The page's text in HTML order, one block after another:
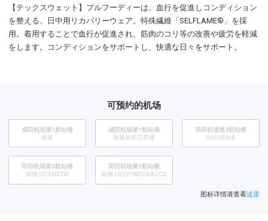
【テックスウェット】プルフーディーは、血行を促進しコンディション
を整える、日中用リカバリーウェア。特殊繊維「SELFLAME®」を採
用。着用することで血行が促進され、筋肉のコリ等の改善や疲労を軽減
をします。コンディションをサポートし、快適な日々をサポート。
可预约的机场
成田机场第1航站楼
南翼
成田机场第1航站楼
南翼第四卫星楼
​羽田机场第2航站楼
SOUVENIR
羽田机场第3航站楼
南侧 COSMETIC
羽田机场第3航站楼
南侧 LIQUOR&TOBACCO
图标详情请查看这里